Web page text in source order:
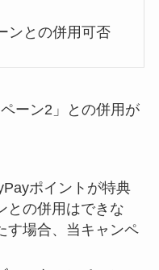
ンとの併用可否
ーン2」との併用が
ポイントが特典
との併用はできな
す場合、当キャンペ